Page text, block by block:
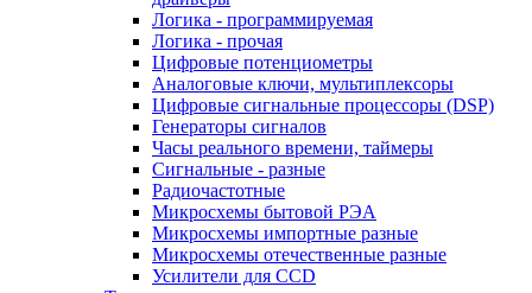
Логика - программируемая
Логика - прочая
Цифровые потенциометры
Аналоговые ключи, мультиплексоры
Цифровые сигнальные процессоры (DSP)
Генераторы сигналов
Часы реального времени, таймеры
Сигнальные - разные
Радиочастотные
Микросхемы бытовой РЭА
Микросхемы импортные разные
Микросхемы отечественные разные
Усилители для CCD